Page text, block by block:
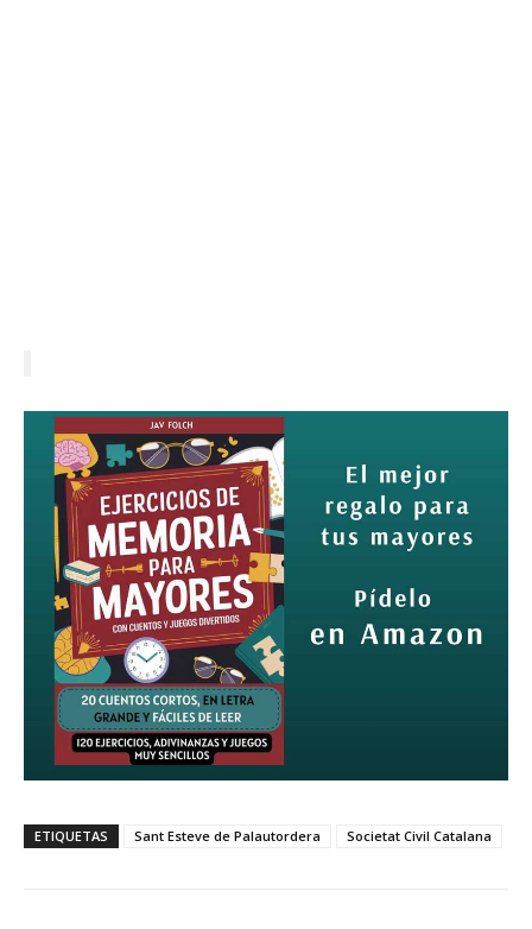
ETIQUETAS Sant Esteve de Palautordera Societat Civil Catalana